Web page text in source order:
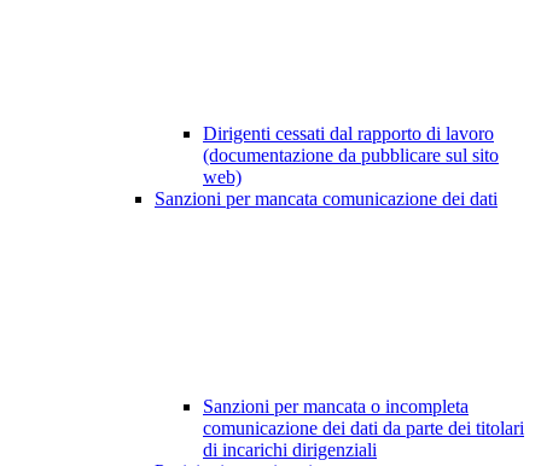
Dirigenti cessati dal rapporto di lavoro
(documentazione da pubblicare sul sito
web)
Sanzioni per mancata comunicazione dei dati
Sanzioni per mancata o incompleta
comunicazione dei dati da parte dei titolari
di incarichi dirigenziali